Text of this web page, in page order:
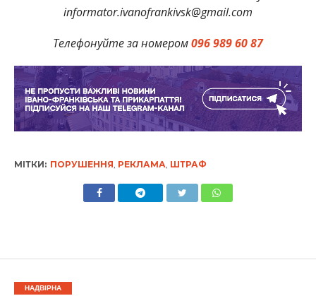
informator.ivanofrankivsk@gmail.com
Телефонуйте за номером096 989 60 87
МІТКИ: ПОРУШЕННЯ, РЕКЛАМА, ШТРАФ
НАДВІРНА